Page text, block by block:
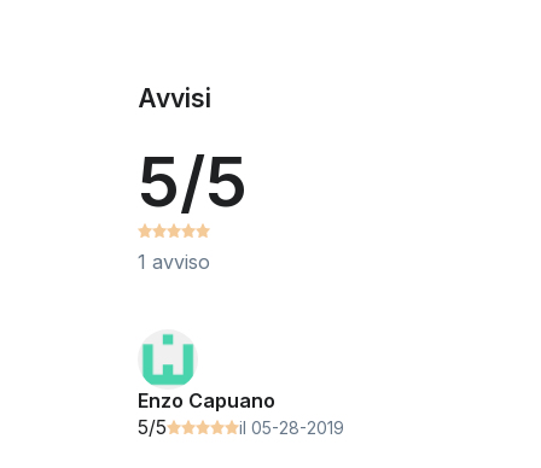
Avvisi
5/5
1 avviso
Enzo Capuano
5/5
il 05-28-2019